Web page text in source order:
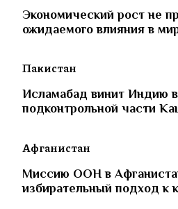
Экономический рост не
ожидаемого влияния в
Пакистан
Исламабад винит Индию в
подконтрольной части
Афганистан
Миссию ООН в
избирательный подход к